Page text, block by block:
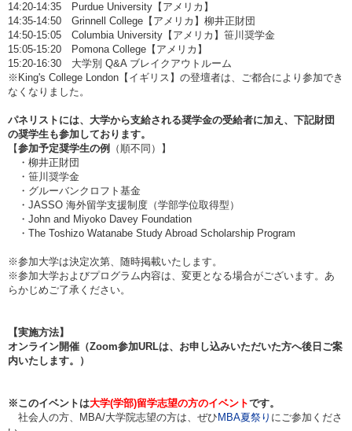
14:20-14:35 Purdue University【アメリカ】
14:35-14:50 Grinnell College【アメリカ】柳井正財団
14:50-15:05 Columbia University【アメリカ】笹川奨学金
15:05-15:20 Pomona College【アメリカ】
15:20-16:30 大学別 Q&A ブレイクアウトルーム
※King's College London【イギリス】の登壇者は、ご都合により参加でき
なくなりました。
パネリストには、大学から支給される奨学金の受給者に加え、下記財団
の奨学生も参加しております。
【参加予定奨学生の例
（順不同）】
・柳井正財団
・笹川奨学金
・グルーバンクロフト基金
・JASSO 海外留学支援制度（学部学位取得型）
・John and Miyoko Davey Foundation
・The Toshizo Watanabe​ Study Abroad Scholarship Program
※参加大学は決定次第、随時掲載いたします。
※参加大学およびプログラム内容は、変更となる場合がございます。あ
らかじめご了承ください。
【実施方法】
オンライン開催（Zoom参加URLは、お申し込みいただいた方へ後日ご案
内いたします。）
※このイベントは大学(学部)留学志望の方のイベントです。
社会人の方、MBA/大学院志望の方は、ぜひ MBA夏祭り にご参加くださ